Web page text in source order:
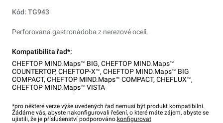
Kód: TG943
Perforovaná gastronádoba z nerezové oceli.
Kompatibilita řad*:
CHEFTOP MIND.Maps™ BIG, CHEFTOP MIND.Maps™
COUNTERTOP, CHEFTOP-X™, CHEFTOP MIND.Maps™ BIG
COMPACT, CHEFTOP MIND.Maps™ COMPACT, CHEFLUX™,
CHEFTOP MIND.Maps™ VISTA
*pro některé verze výše uvedených řad nemusí být produkt kompatibilní.
Žádáme vás, abyste nakonfigurovali řešení, o které máte zájem, abyste se
ujistili, že je příslušenství podporováno.konfigurovat